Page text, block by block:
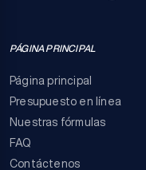
PÁGINA PRINCIPAL
Página principal
Presupuesto en línea
Nuestras fórmulas
FAQ
Contáctenos